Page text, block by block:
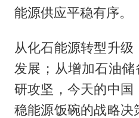
能源供应平稳有序。
从化石能源转型升
发展；从增加石油储
研攻坚，今天的中国
稳能源饭碗的战略决